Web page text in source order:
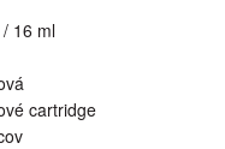
16 ml
cartridge